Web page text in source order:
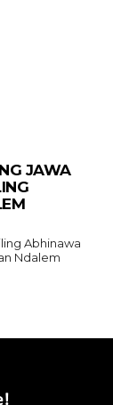
JAWA
Abhinawa
Ndalem